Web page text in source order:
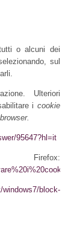
o alcuni dei
sul
Ulteriori
i cookie
browser.
95647?hl=it
block-